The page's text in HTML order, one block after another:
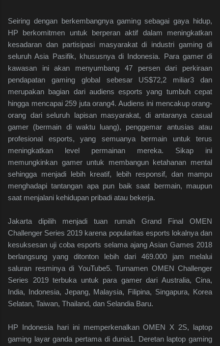
Seiring dengan berkembangnya gaming sebagai gaya hidup,
HP berkomitmen untuk berperan aktif dalam meningkatkan
kesadaran dan partisipasi masyarakat di industri gaming di
seluruh Asia Pasifik, khususnya di Indonesia. Para gamer di
kawasan ini akan menyumbang 47 persen dari perkiraan
pendapatan gaming global sebesar US$72,2 miliar3 dan
merupakan bagian dari audiens esports yang tumbuh cepat
hingga mencapai 259 juta orang4. Audiens ini mencakup orang-
orang dari seluruh lapisan masyarakat, di antaranya casual
gamer (bermain di waktu luang), penggemar antusias atau
profesional esports, yang semuanya bermain untuk terus
meningkatkan level permainan mereka. Sikap ini
memungkinkan gamer untuk membangun ketahanan mental
sehingga menjadi lebih kreatif, lebih responsif, dan mampu
menghadapi tantangan apa pun baik saat bermain, maupun
saat menjalani kehidupan pribadi atau bekerja.
Jakarta dipilih menjadi tuan rumah Grand Final OMEN
Challenger Series 2019 karena popularitas esports lokalnya dan
kesuksesan uji coba esports selama ajang Asian Games 2018
berlangsung yang ditonton lebih dari 469.000 jam melalui
saluran resminya di YouTube5. Turnamen OMEN Challenger
Series 2019 terbuka untuk para gamer dari Australia, Cina,
India, Indonesia, Jepang, Malaysia, Filipina, Singapura, Korea
Selatan, Taiwan, Thailand, dan Selandia Baru.
HP Indonesia hari ini memperkenalkan OMEN X 2S, laptop
gaming layar ganda pertama di dunia1. Deretan laptop gaming